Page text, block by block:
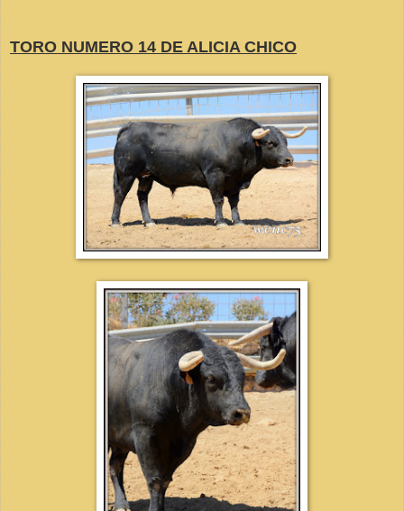
TORO NUMERO 14 DE ALICIA CHICO